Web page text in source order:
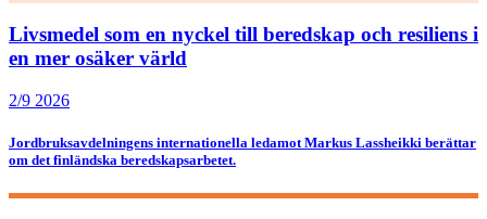
Livsmedel som en nyckel till beredskap och resiliens i
en mer osäker värld
2/9 2026
Jordbruksavdelningens internationella ledamot Markus Lassheikki berättar
om det finländska beredskapsarbetet.